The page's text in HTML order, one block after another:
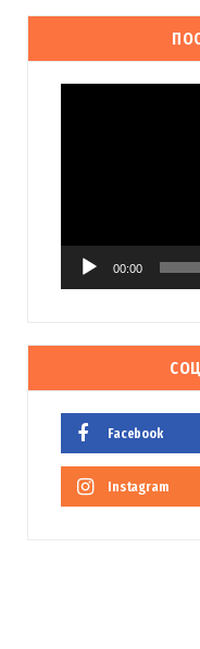
00:00
Facebook
Instagram